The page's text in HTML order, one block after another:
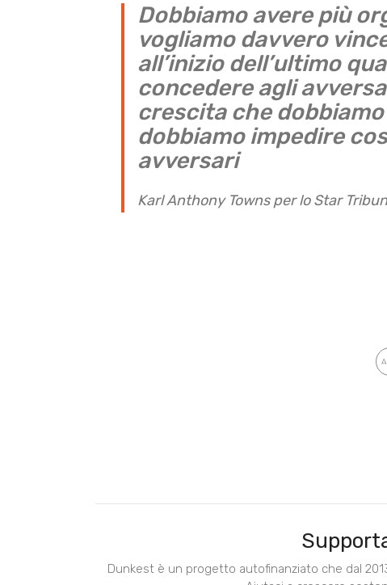
Dobbiamo avere più
vogliamo davvero
all’inizio dell’ultimo
concedere agli
crescita che
dobbiamo impedire
avversari
Karl Anthony Towns per lo Star
Dunkest è un progetto autofinanziato che dal